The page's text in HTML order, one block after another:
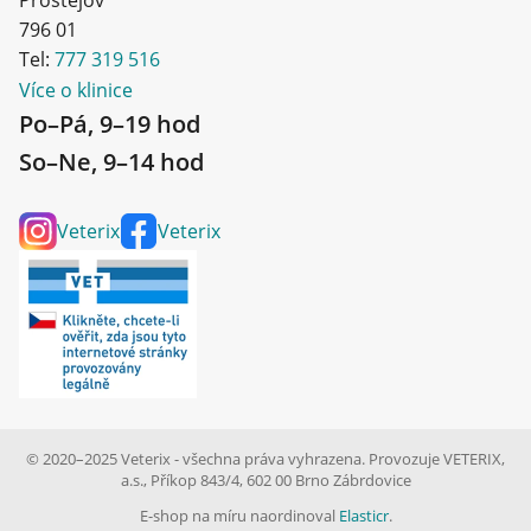
796 01
Tel: 777 319 516
Více o klinice
Po–Pá, 9–19 hod
So–Ne, 9–14 hod
Veterix Veterix
© 2020–2025 Veterix - všechna práva vyhrazena. Provozuje VETERIX,
a.s., Příkop 843/4, 602 00 Brno Zábrdovice
E-shop na míru naordinoval Elasticr.